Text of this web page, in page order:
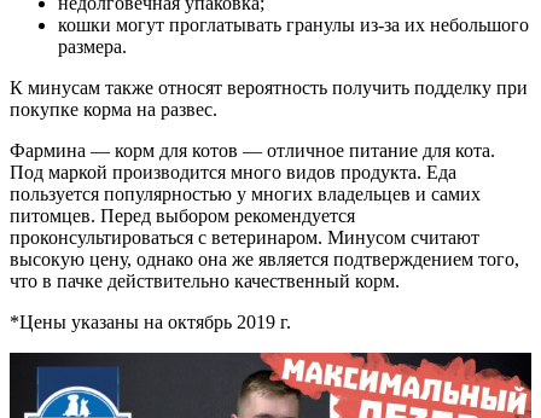
кошки могут проглатывать гранулы из-за их небольшого
размера.
К минусам также относят вероятность получить подделку при
покупке корма на развес.
Фармина — корм для котов — отличное питание для кота.
Под маркой производится много видов продукта. Еда
пользуется популярностью у многих владельцев и самих
питомцев. Перед выбором рекомендуется
проконсультироваться с ветеринаром. Минусом считают
высокую цену, однако она же является подтверждением того,
что в пачке действительно качественный корм.
*Цены указаны на октябрь 2019 г.